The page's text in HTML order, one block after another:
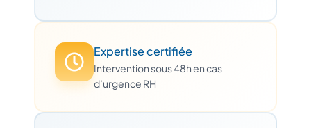
Expertise certifiée
Intervention sous 48h en cas
d’urgence RH